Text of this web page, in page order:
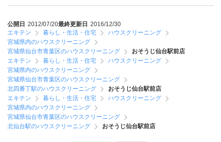
公開日 2012/07/20最終更新日 2016/12/30
エキテン
暮らし・生活・住宅
ハウスクリーニング
宮城県内のハウスクリーニング
宮城県仙台市青葉区のハウスクリーニング
おそうじ仙台駅前店
エキテン
暮らし・生活・住宅
ハウスクリーニング
宮城県内のハウスクリーニング
宮城県仙台市青葉区のハウスクリーニング
北四番丁駅のハウスクリーニング
おそうじ仙台駅前店
エキテン
暮らし・生活・住宅
ハウスクリーニング
宮城県内のハウスクリーニング
宮城県仙台市青葉区のハウスクリーニング
北仙台駅のハウスクリーニング
おそうじ仙台駅前店